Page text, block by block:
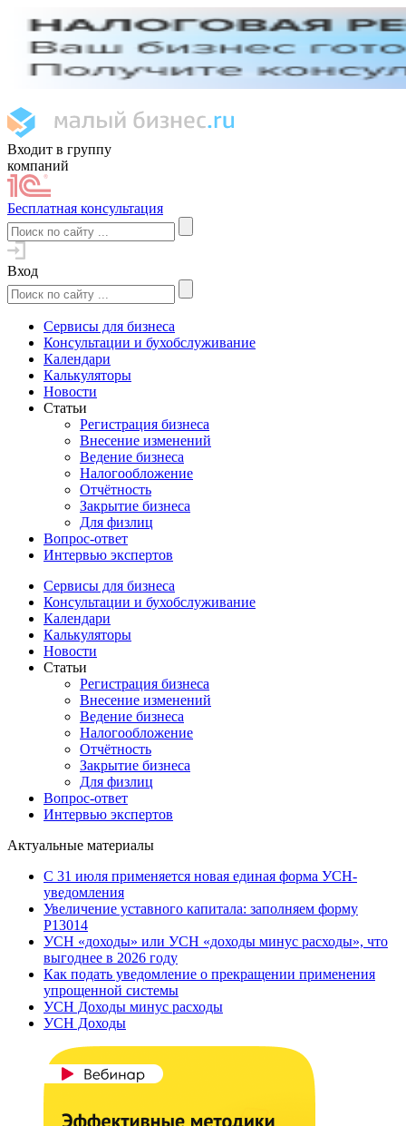
Входит в группу
компаний
Бесплатная консультация
Вход
Сервисы для бизнеса
Консультации и бухобслуживание
Календари
Калькуляторы
Новости
Статьи
Регистрация бизнеса
Внесение изменений
Ведение бизнеса
Налогообложение
Отчётность
Закрытие бизнеса
Для физлиц
Вопрос-ответ
Интервью экспертов
Сервисы для бизнеса
Консультации и бухобслуживание
Календари
Калькуляторы
Новости
Статьи
Регистрация бизнеса
Внесение изменений
Ведение бизнеса
Налогообложение
Отчётность
Закрытие бизнеса
Для физлиц
Вопрос-ответ
Интервью экспертов
Актуальные материалы
С 31 июля применяется новая единая форма УСН-
уведомления
Увеличение уставного капитала: заполняем форму
Р13014
УСН «доходы» или УСН «доходы минус расходы», что
выгоднее в 2026 году
Как подать уведомление о прекращении применения
упрощенной системы
УСН Доходы минус расходы
УСН Доходы